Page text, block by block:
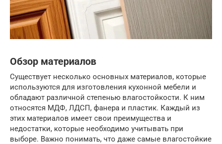
Обзор материалов
Существует несколько основных материалов, которые
используются для изготовления кухонной мебели и
обладают различной степенью влагостойкости. К ним
относятся МДФ, ЛДСП, фанера и пластик. Каждый из
этих материалов имеет свои преимущества и
недостатки, которые необходимо учитывать при
выборе. Важно понимать, что даже самые влагостойкие